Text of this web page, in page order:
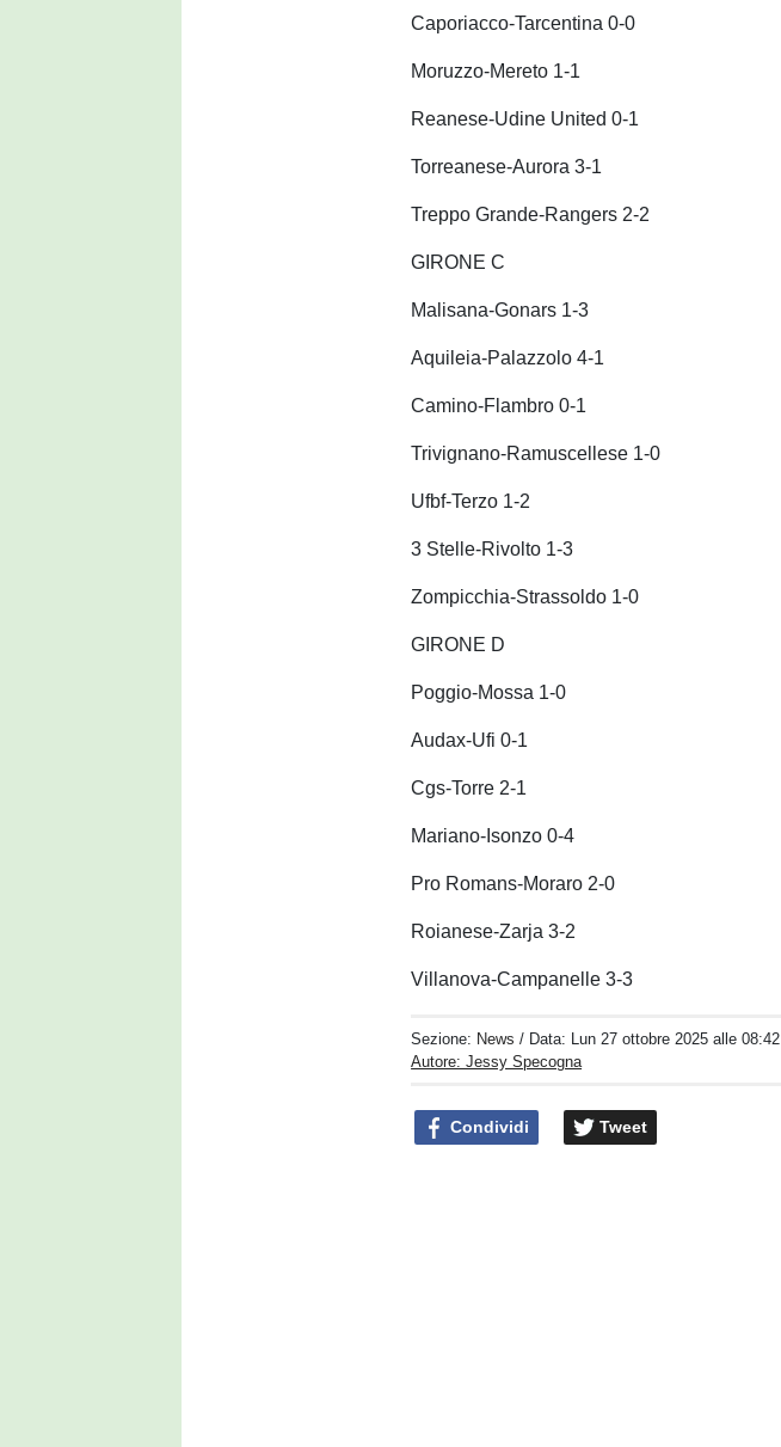
Caporiacco-Tarcentina 0-0
Moruzzo-Mereto 1-1
Reanese-Udine United 0-1
Torreanese-Aurora 3-1
Treppo Grande-Rangers 2-2
GIRONE C
Malisana-Gonars 1-3
Aquileia-Palazzolo 4-1
Camino-Flambro 0-1
Trivignano-Ramuscellese 1-0
Ufbf-Terzo 1-2
3 Stelle-Rivolto 1-3
Zompicchia-Strassoldo 1-0
GIRONE D
Poggio-Mossa 1-0
Audax-Ufi 0-1
Cgs-Torre 2-1
Mariano-Isonzo 0-4
Pro Romans-Moraro 2-0
Roianese-Zarja 3-2
Villanova-Campanelle 3-3
Sezione: News / Data: Lun 27 ottobre 2025 alle 08:42
Autore: Jessy Specogna
Condividi Tweet